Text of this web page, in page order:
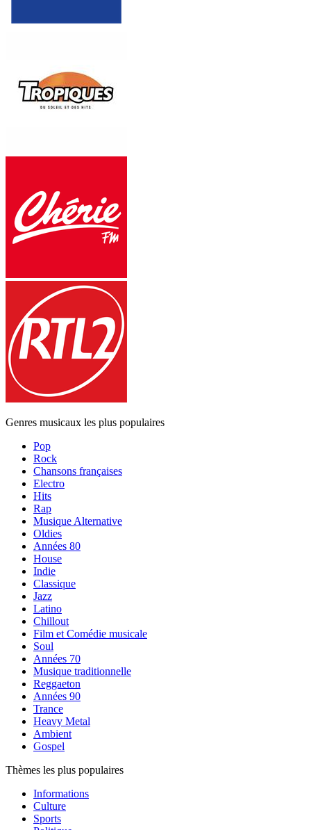
Genres musicaux les plus populaires
Pop
Rock
Chansons françaises
Electro
Hits
Rap
Musique Alternative
Oldies
Années 80
House
Indie
Classique
Jazz
Latino
Chillout
Film et Comédie musicale
Soul
Années 70
Musique traditionnelle
Reggaeton
Années 90
Trance
Heavy Metal
Ambient
Gospel
Thèmes les plus populaires
Informations
Culture
Sports